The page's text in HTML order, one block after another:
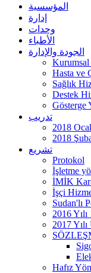
المؤسسية
إدارة
وحدات
الأطباء
الجودة والإدارة
Hasta ve
Sağlık
Destek
Gösterge
تدريب
2018
2018
تشريع
Protokol
İşletme
İMİK
İşçi
Sudan'lı
2016
2017
Hafız